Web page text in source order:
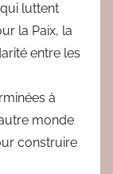
luttent
la Paix, la
entre les
à
monde
construire